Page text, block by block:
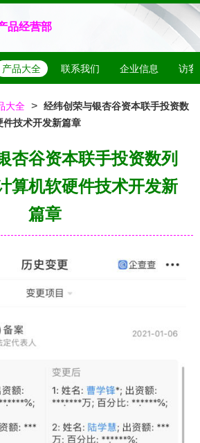
品经营部
产品大全 联系我们 企业信息 访客
大全 > 经纬创荣与银杏谷资本联手投资数
件技术开发新篇章
杏谷资本联手投资数列
算机软硬件技术开发新
篇章